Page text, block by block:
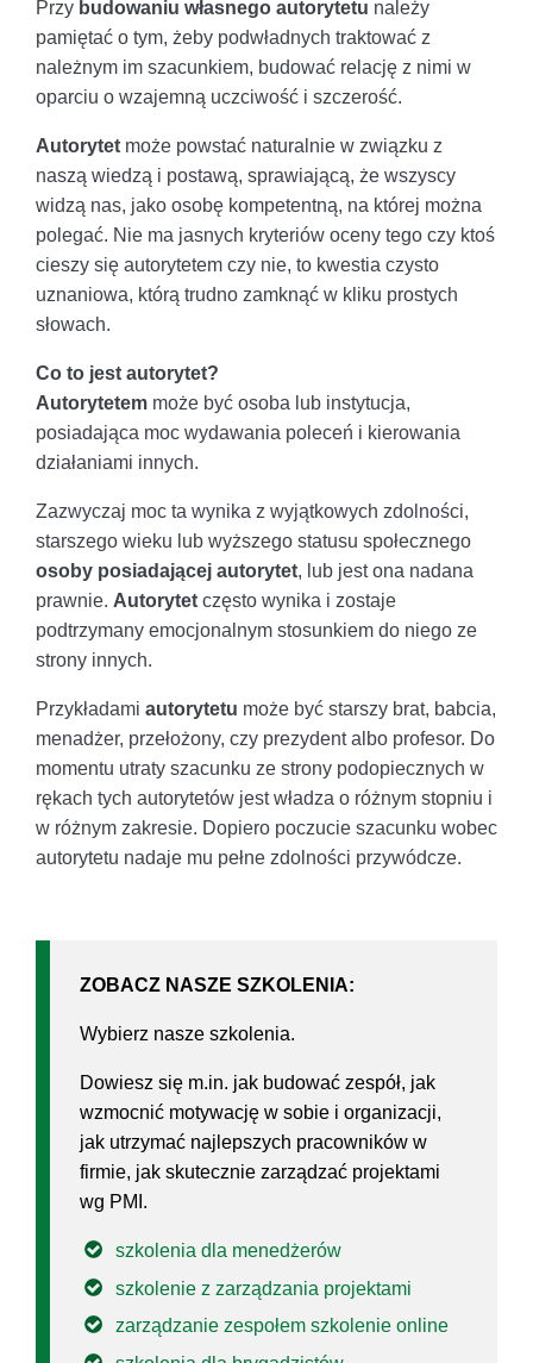
Przy budowaniu własnego autorytetu należy
pamiętać o tym, żeby podwładnych traktować z
należnym im szacunkiem, budować relację z nimi w
oparciu o wzajemną uczciwość i szczerość.
Autorytet może powstać naturalnie w związku z
naszą wiedzą i postawą, sprawiającą, że wszyscy
widzą nas, jako osobę kompetentną, na której można
polegać. Nie ma jasnych kryteriów oceny tego czy ktoś
cieszy się autorytetem czy nie, to kwestia czysto
uznaniowa, którą trudno zamknąć w kliku prostych
słowach.
Co to jest autorytet?
Autorytetem może być osoba lub instytucja,
posiadająca moc wydawania poleceń i kierowania
działaniami innych.
Zazwyczaj moc ta wynika z wyjątkowych zdolności,
starszego wieku lub wyższego statusu społecznego
osoby posiadającej autorytet, lub jest ona nadana
prawnie. Autorytet często wynika i zostaje
podtrzymany emocjonalnym stosunkiem do niego ze
strony innych.
Przykładami autorytetu może być starszy brat, babcia,
menadżer, przełożony, czy prezydent albo profesor. Do
momentu utraty szacunku ze strony podopiecznych w
rękach tych autorytetów jest władza o różnym stopniu i
w różnym zakresie. Dopiero poczucie szacunku wobec
autorytetu nadaje mu pełne zdolności przywódcze.
ZOBACZ NASZE SZKOLENIA:
Wybierz nasze szkolenia.
Dowiesz się m.in. jak budować zespół, jak
wzmocnić motywację w sobie i organizacji,
jak utrzymać najlepszych pracowników w
firmie, jak skutecznie zarządzać projektami
wg PMI.
szkolenia dla menedżerów
szkolenie z zarządzania projektami
zarządzanie zespołem szkolenie online